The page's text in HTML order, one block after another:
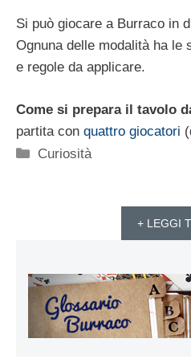
Si può giocare a Burraco in
Ognuna delle modalità ha le
e regole da applicare.
Come si prepara il tavolo
partita con quattro giocatori
Categorie
Curiosità
+ LEGGI